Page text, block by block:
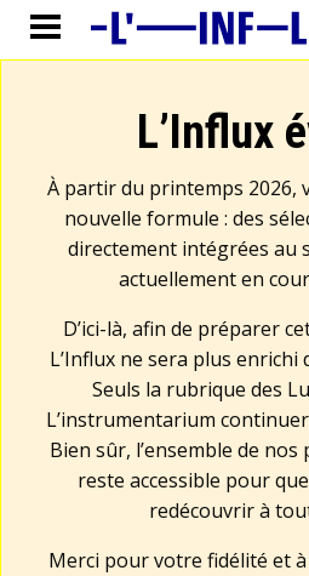
L’Influx
À partir du printemps 2026,
nouvelle formule : des
directement intégrées au
actuellement en
D’ici-là, afin de préparer
L’Influx ne sera plus enrichi
Seuls la rubrique des
L’instrumentarium
Bien sûr, l’ensemble de
reste accessible pour
redécouvrir à
Merci pour votre fidélité et